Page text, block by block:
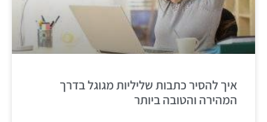
איך להסיר כתבות שליליות מגוגל בדרך
המהירה והטובה ביותר